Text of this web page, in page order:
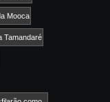
Mooca
Tamandaré